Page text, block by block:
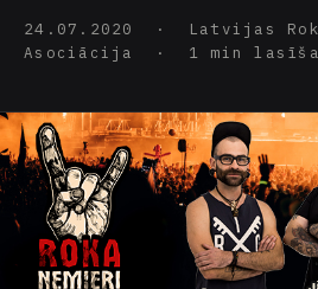
24.07.2020 · Latvijas
Asociācija · 1 min